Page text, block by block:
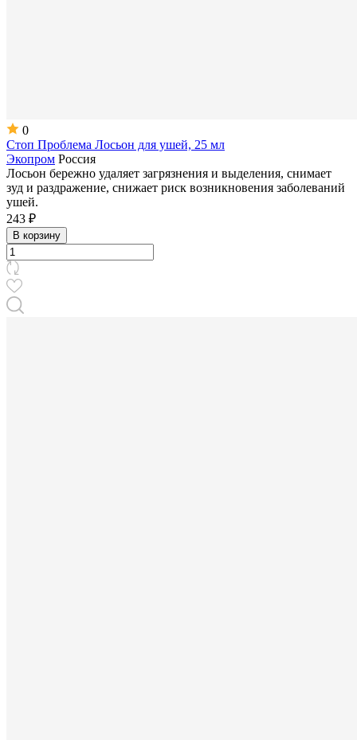
0
Стоп Проблема Лосьон для ушей, 25 мл
Экопром Россия
Лосьон бережно удаляет загрязнения и выделения, снимает
зуд и раздражение, снижает риск возникновения заболеваний
ушей.
243 ₽
В корзину